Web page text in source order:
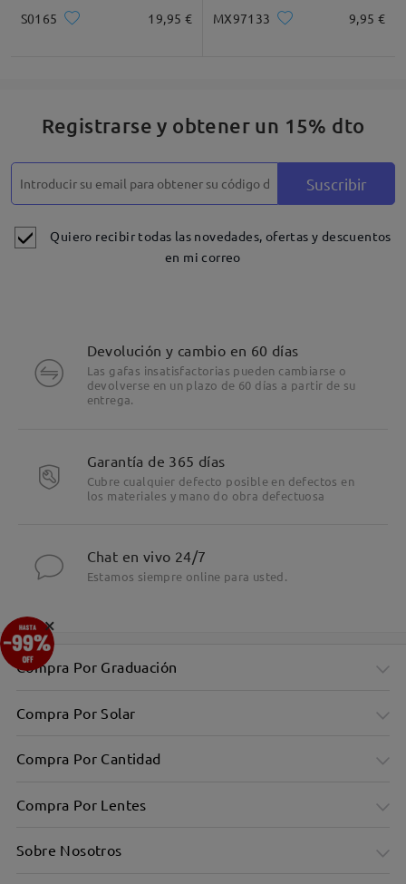
S0165 19,95 € MX97133 9,95 €
Registrarse y obtener un 15% dto
Suscribir
Quiero recibir todas las novedades, ofertas y descuentos
en mi correo
Devolución y cambio en 60 días
Las gafas insatisfactorias pueden cambiarse o
devolverse en un plazo de 60 días a partir de su
entrega.
Garantía de 365 días
Cubre cualquier defecto posible en defectos en
los materiales y mano do obra defectuosa
Chat en vivo 24/7
Estamos siempre online para usted.
Compra Por Graduación
Compra Por Solar
Compra Por Cantidad
Compra Por Lentes
Sobre Nosotros
×